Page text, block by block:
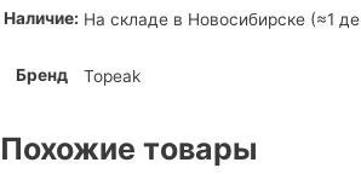
Наличие: На складе в Новосибирске (≈1
Бренд Topeak
Похожие товары